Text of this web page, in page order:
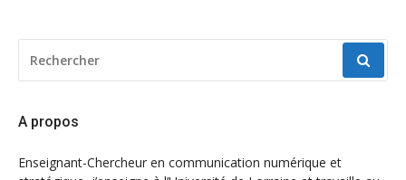
POUR
:
A propos
Enseignant-Chercheur en communication numérique et